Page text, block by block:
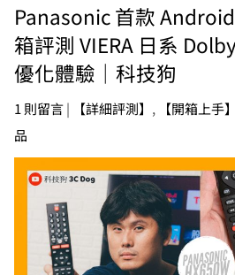
Panasonic 首款 Android
箱評測 VIERA 日系
優化體驗｜科技狗
1 則留言| 【詳細評測】 , 【開箱上手】
品